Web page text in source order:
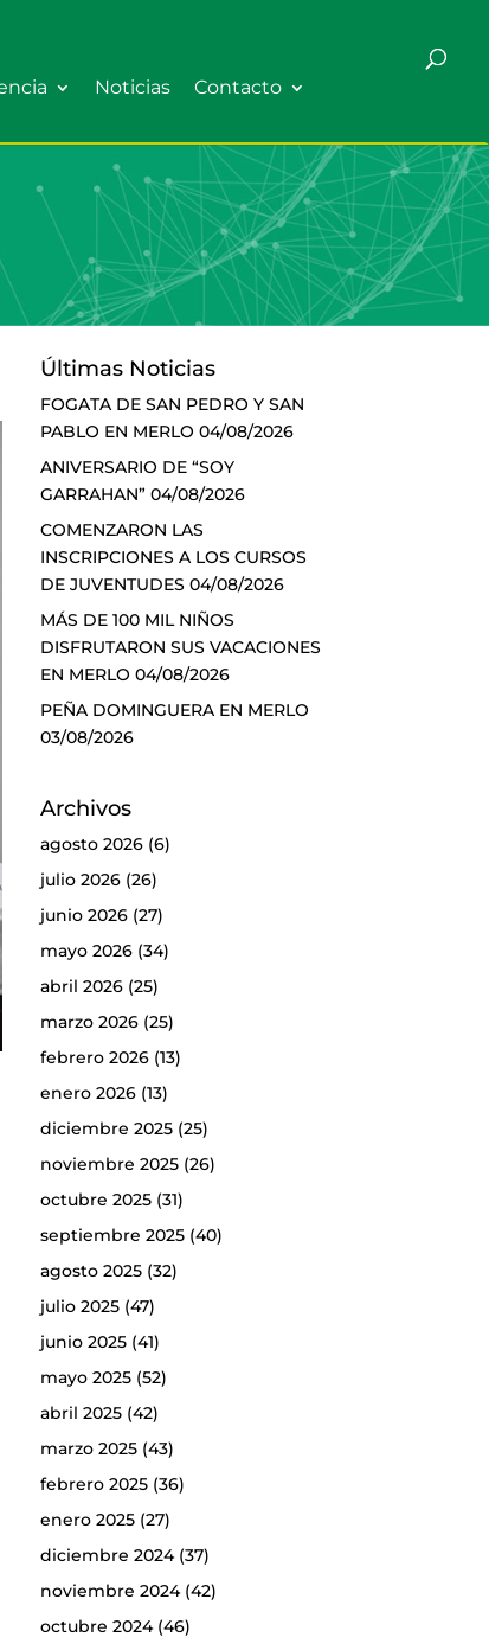
Noticias Contacto
Últimas Noticias
FOGATA DE SAN PEDRO Y SAN
PABLO EN MERLO 04/08/2026
ANIVERSARIO DE “SOY
GARRAHAN” 04/08/2026
COMENZARON LAS
INSCRIPCIONES A LOS CURSOS
DE JUVENTUDES 04/08/2026
MÁS DE 100 MIL NIÑOS
DISFRUTARON SUS VACACIONES
EN MERLO 04/08/2026
PEÑA DOMINGUERA EN MERLO
03/08/2026
Archivos
agosto 2026(6)
julio 2026(26)
junio 2026(27)
mayo 2026(34)
abril 2026(25)
marzo 2026(25)
febrero 2026(13)
enero 2026(13)
diciembre 2025(25)
noviembre 2025(26)
octubre 2025(31)
septiembre 2025(40)
agosto 2025(32)
julio 2025(47)
junio 2025(41)
mayo 2025(52)
abril 2025(42)
marzo 2025(43)
febrero 2025(36)
enero 2025(27)
diciembre 2024(37)
noviembre 2024(42)
octubre 2024(46)